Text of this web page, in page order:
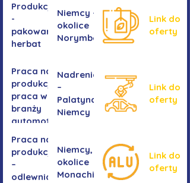
Produkcja
-
pakowanie
herbat
Niemcy -
okolice
Norymbergii
Link do
oferty
Praca na
produkcji -
praca w
branży
automotive
Nadrenia
–
Palatynat,
Niemcy
Link do
oferty
Praca na
produkcji
–
odlewnia
Niemcy,
okolice
Monachium
Link do
oferty